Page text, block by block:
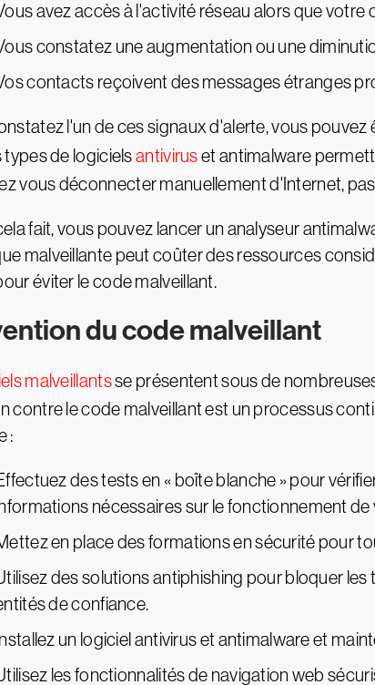
avez accès à l'activité réseau alors que
constatez une augmentation ou une
contacts reçoivent des messages étranges
l'un de ces signaux d'alerte, vous
types de logicielsantiviruset antimalware
vous déconnecter manuellement d'Internet,
fait, vous pouvez lancer un analyseur
malveillante peut coûter des ressources
éviter le code malveillant.
du code malveillant
malveillantsse présentent sous de
contre le code malveillant est un processus
:
des tests en « boîte blanche » pour
nécessaires sur le fonctionnement
en place des formations en sécurité pour
des solutions antiphishing pour bloquer
de confiance.
Installez un logiciel antivirus et antimalware et
les fonctionnalités de navigation web